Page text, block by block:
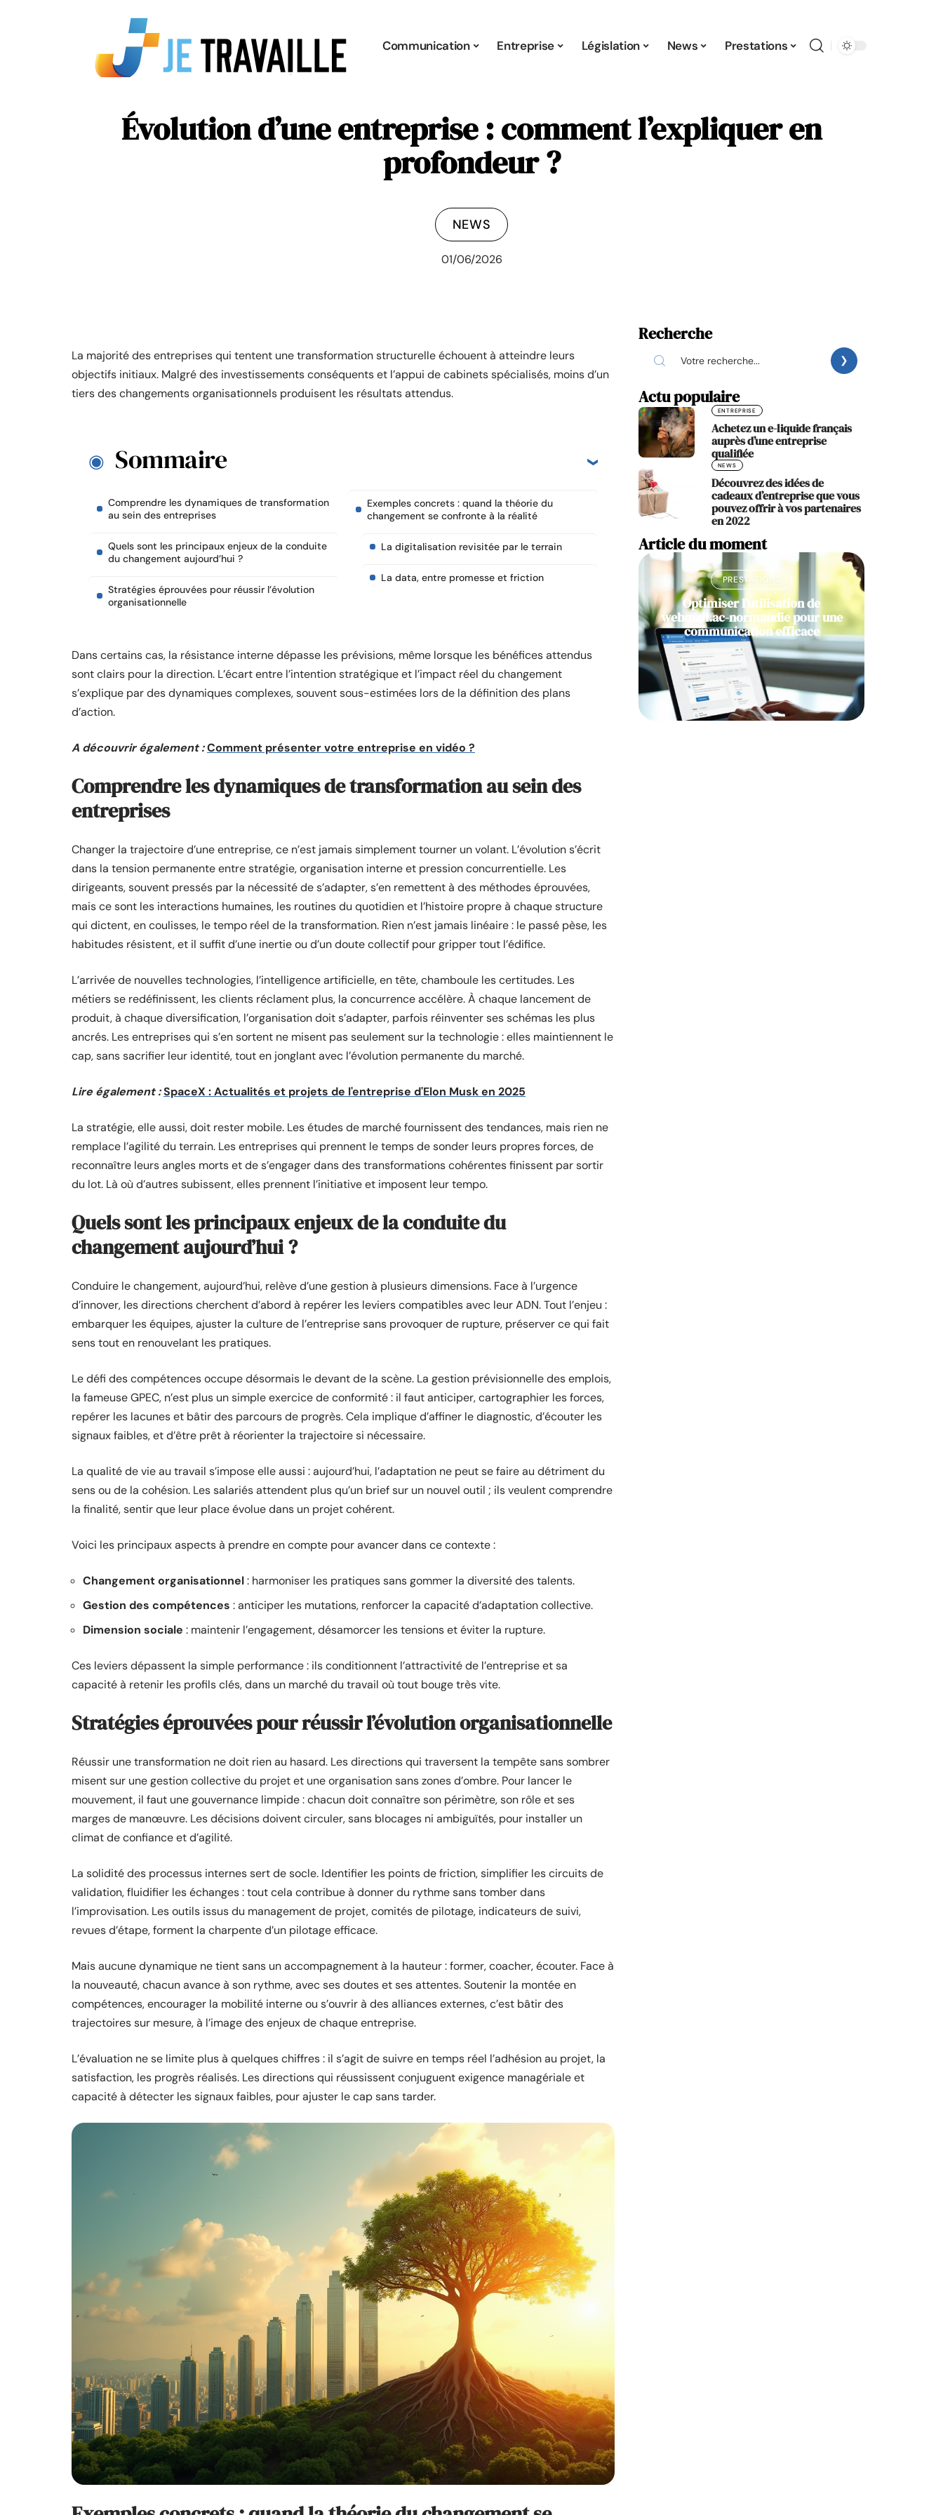
Communication Entreprise Législation News Prestations
Évolution d’une entreprise : comment l’expliquer en
profondeur ?
NEWS
01/06/2026
La majorité des entreprises qui tentent une transformation structurelle échouent à atteindre leurs
objectifs initiaux. Malgré des investissements conséquents et l’appui de cabinets spécialisés, moins d’un
tiers des changements organisationnels produisent les résultats attendus.
Sommaire
Comprendre les dynamiques de transformation
au sein des entreprises
Quels sont les principaux enjeux de la conduite
du changement aujourd’hui ?
Stratégies éprouvées pour réussir l’évolution
organisationnelle
Exemples concrets : quand la théorie du
changement se confronte à la réalité
La digitalisation revisitée par le terrain
La data, entre promesse et friction
Dans certains cas, la résistance interne dépasse les prévisions, même lorsque les bénéfices attendus
sont clairs pour la direction. L’écart entre l’intention stratégique et l’impact réel du changement
s’explique par des dynamiques complexes, souvent sous-estimées lors de la définition des plans
d’action.
A découvrir également :Comment présenter votre entreprise en vidéo ?
Comprendre les dynamiques de transformation au sein des
entreprises
Changer la trajectoire d’une entreprise, ce n’est jamais simplement tourner un volant. L’évolution s’écrit
dans la tension permanente entre stratégie, organisation interne et pression concurrentielle. Les
dirigeants, souvent pressés par la nécessité de s’adapter, s’en remettent à des méthodes éprouvées,
mais ce sont les interactions humaines, les routines du quotidien et l’histoire propre à chaque structure
qui dictent, en coulisses, le tempo réel de la transformation. Rien n’est jamais linéaire : le passé pèse, les
habitudes résistent, et il suffit d’une inertie ou d’un doute collectif pour gripper tout l’édifice.
L’arrivée de nouvelles technologies, l’intelligence artificielle, en tête, chamboule les certitudes. Les
métiers se redéfinissent, les clients réclament plus, la concurrence accélère. À chaque lancement de
produit, à chaque diversification, l’organisation doit s’adapter, parfois réinventer ses schémas les plus
ancrés. Les entreprises qui s’en sortent ne misent pas seulement sur la technologie : elles maintiennent le
cap, sans sacrifier leur identité, tout en jonglant avec l’évolution permanente du marché.
Lire également :SpaceX : Actualités et projets de l'entreprise d'Elon Musk en 2025
La stratégie, elle aussi, doit rester mobile. Les études de marché fournissent des tendances, mais rien ne
remplace l’agilité du terrain. Les entreprises qui prennent le temps de sonder leurs propres forces, de
reconnaître leurs angles morts et de s’engager dans des transformations cohérentes finissent par sortir
du lot. Là où d’autres subissent, elles prennent l’initiative et imposent leur tempo.
Quels sont les principaux enjeux de la conduite du
changement aujourd’hui ?
Conduire le changement, aujourd’hui, relève d’une gestion à plusieurs dimensions. Face à l’urgence
d’innover, les directions cherchent d’abord à repérer les leviers compatibles avec leur ADN. Tout l’enjeu :
embarquer les équipes, ajuster la culture de l’entreprise sans provoquer de rupture, préserver ce qui fait
sens tout en renouvelant les pratiques.
Le défi des compétences occupe désormais le devant de la scène. La gestion prévisionnelle des emplois,
la fameuse GPEC, n’est plus un simple exercice de conformité : il faut anticiper, cartographier les forces,
repérer les lacunes et bâtir des parcours de progrès. Cela implique d’affiner le diagnostic, d’écouter les
signaux faibles, et d’être prêt à réorienter la trajectoire si nécessaire.
La qualité de vie au travail s’impose elle aussi : aujourd’hui, l’adaptation ne peut se faire au détriment du
sens ou de la cohésion. Les salariés attendent plus qu’un brief sur un nouvel outil ; ils veulent comprendre
la finalité, sentir que leur place évolue dans un projet cohérent.
Voici les principaux aspects à prendre en compte pour avancer dans ce contexte :
Changement organisationnel: harmoniser les pratiques sans gommer la diversité des talents.
Gestion des compétences : anticiper les mutations, renforcer la capacité d’adaptation collective.
Dimension sociale : maintenir l’engagement, désamorcer les tensions et éviter la rupture.
Ces leviers dépassent la simple performance : ils conditionnent l’attractivité de l’entreprise et sa
capacité à retenir les profils clés, dans un marché du travail où tout bouge très vite.
Stratégies éprouvées pour réussir l’évolution organisationnelle
Réussir une transformation ne doit rien au hasard. Les directions qui traversent la tempête sans sombrer
misent sur une gestion collective du projet et une organisation sans zones d’ombre. Pour lancer le
mouvement, il faut une gouvernance limpide : chacun doit connaître son périmètre, son rôle et ses
marges de manœuvre. Les décisions doivent circuler, sans blocages ni ambiguïtés, pour installer un
climat de confiance et d’agilité.
La solidité des processus internes sert de socle. Identifier les points de friction, simplifier les circuits de
validation, fluidifier les échanges : tout cela contribue à donner du rythme sans tomber dans
l’improvisation. Les outils issus du management de projet, comités de pilotage, indicateurs de suivi,
revues d’étape, forment la charpente d’un pilotage efficace.
Mais aucune dynamique ne tient sans un accompagnement à la hauteur : former, coacher, écouter. Face à
la nouveauté, chacun avance à son rythme, avec ses doutes et ses attentes. Soutenir la montée en
compétences, encourager la mobilité interne ou s’ouvrir à des alliances externes, c’est bâtir des
trajectoires sur mesure, à l’image des enjeux de chaque entreprise.
L’évaluation ne se limite plus à quelques chiffres : il s’agit de suivre en temps réel l’adhésion au projet, la
satisfaction, les progrès réalisés. Les directions qui réussissent conjuguent exigence managériale et
capacité à détecter les signaux faibles, pour ajuster le cap sans tarder.
Recherche
Actu populaire
ENTREPRISE
Achetez un e-liquide français
auprès d’une entreprise
qualifiée
NEWS
Découvrez des idées de
cadeaux d’entreprise que vous
pouvez offrir à vos partenaires
en 2022
Article du moment
PRESTATIONS
Optimiser l’utilisation de
webmail.ac-normandie pour une
communication efficace